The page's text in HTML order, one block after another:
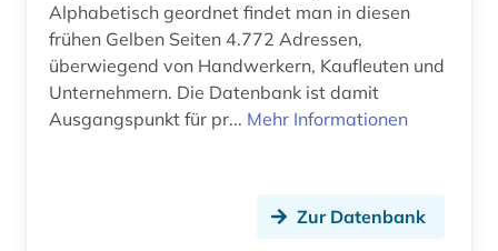
elektronische zeitschrift (1)
elsass (1)
england (2)
Alphabetisch geordnet findet man in diesen
frühen Gelben Seiten 4.772 Adressen,
überwiegend von Handwerkern, Kaufleuten und
Unternehmern. Die Datenbank ist damit
Ausgangspunkt für pr... Mehr Informationen
Zur Datenbank